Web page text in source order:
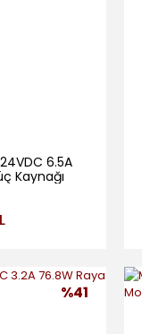
6.5A
Kaynağı
%41